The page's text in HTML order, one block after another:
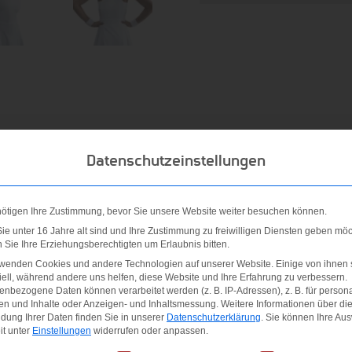
Victory Kleid kannst du dich voll und ganz auf dein Spiel
schweißableitender Technologie bewegt sich mit dir und
Tragekomfort. Die gerippten Einsätze im Achselbereich
Datenschutzeinstellungen
Ihre Zustimmung, bevor Sie unsere Website weiter besuchen können.
unter 16 Jahre alt sind und Ihre Zustimmung zu freiwilligen Diensten geben
Sie Ihre Erziehungsberechtigten um Erlaubnis bitten.
Cookies und andere Technologien auf unserer Website. Einige von ihnen
während andere uns helfen, diese Website und Ihre Erfahrung zu verbessern.
Daten können verarbeitet werden (z. B. IP-Adressen), z. B. für
und Inhalte oder Anzeigen- und Inhaltsmessung. Weitere Informationen über die
Ihrer Daten finden Sie in unserer Datenschutzerklärung Sie können Ihre
unter Einstellungen widerrufen oder anpassen.